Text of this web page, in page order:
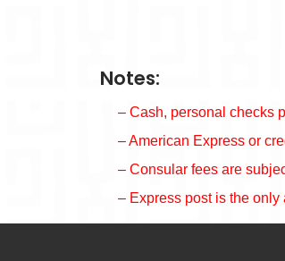
Notes:
– Cash, personal checks
– American Express or
– Consular fees are
– Express post is the only